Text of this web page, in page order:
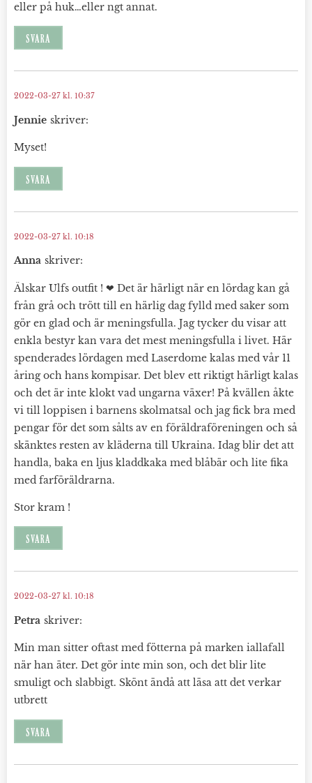
eller på huk…eller ngt annat.
SVARA
Jennie skriver:
2022-03-27 kl. 10:37
Myset!
SVARA
Anna skriver:
2022-03-27 kl. 10:18
Älskar Ulfs outfit ! ❤ Det är härligt när en lördag kan gå
från grå och trött till en härlig dag fylld med saker som
gör en glad och är meningsfulla. Jag tycker du visar att
enkla bestyr kan vara det mest meningsfulla i livet. Här
spenderades lördagen med Laserdome kalas med vår 11
åring och hans kompisar. Det blev ett riktigt härligt kalas
och det är inte klokt vad ungarna växer! På kvällen åkte
vi till loppisen i barnens skolmatsal och jag fick bra med
pengar för det som sålts av en föräldraföreningen och så
skänktes resten av kläderna till Ukraina. Idag blir det att
handla, baka en ljus kladdkaka med blåbär och lite fika
med farföräldrarna.
Stor kram !
SVARA
Petra skriver:
2022-03-27 kl. 10:18
Min man sitter oftast med fötterna på marken iallafall
när han äter. Det gör inte min son, och det blir lite
smuligt och slabbigt. Skönt ändå att läsa att det verkar
utbrett
SVARA